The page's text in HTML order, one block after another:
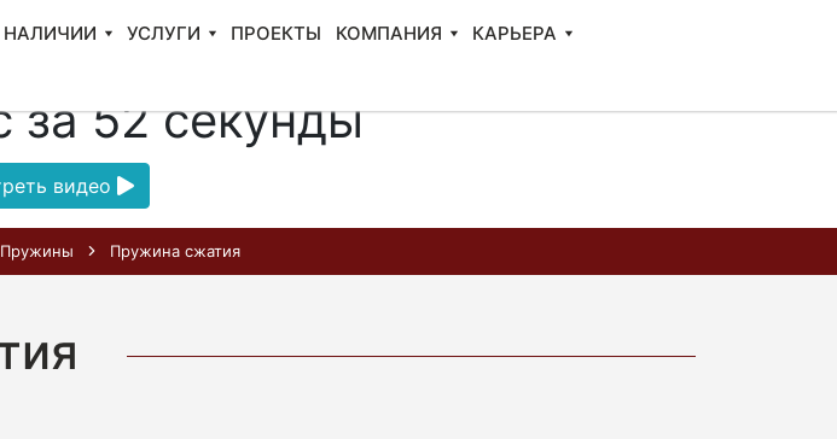
НАЛИЧИИ УСЛУГИ ПРОЕКТЫ КОМПАНИЯ КАРЬЕРА
за 52 секунды
видео
Пружины Пружина сжатия